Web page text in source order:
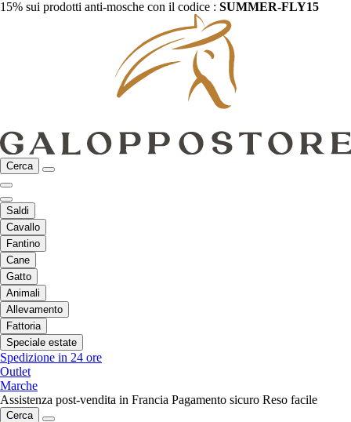
15% sui prodotti anti-mosche con il codice : SUMMER-FLY15
Cerca
Saldi
Cavallo
Fantino
Cane
Gatto
Animali
Allevamento
Fattoria
Speciale estate
Spedizione in 24 ore
Outlet
Marche
Assistenza post-vendita in Francia Pagamento sicuro Reso facile
Cerca